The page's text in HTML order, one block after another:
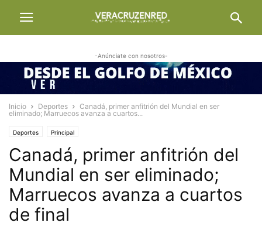
-Anúnciate con nosotros-
Inicio Deportes
Canadá, primer anfitrión del Mundial en ser
eliminado; Marruecos avanza a cuartos...
Deportes Principal
Canadá, primer anfitrión del
Mundial en ser eliminado;
Marruecos avanza a cuartos
de final